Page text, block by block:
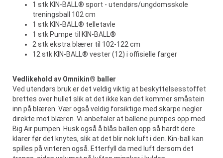
1 stk KIN-BALL® sport - utendørs/ungdomsskole
treningsball 102 cm
1 stk KIN-BALL® telletavle
1 stk Pumpe til KIN-BALL®
2 stk ekstra blærer til 102-122 cm
12 stk KIN-BALL® vester (12) i offisielle farger
Vedlikehold av Omnikin® baller
Ved utendørs bruk er det veldig viktig at beskyttelsesstoffet
brettes over hullet slik at det ikke kan det kommer småstein
inn på blæren. Vær også veldig forsiktige med skarpe negler
direkte mot blæren. Vi anbefaler at ballene pumpes opp med
Big Air pumpen. Husk også å blås ballen opp så hardt dere
klarer før det knytes, slik at det blir nok luft i den. Kin-ball kan
spilles på vinteren også. Etterfyll da med luft dersom det